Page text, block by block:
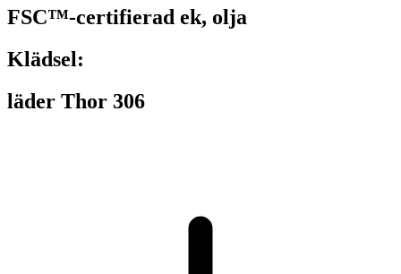
FSC™-certifierad ek, olja
Klädsel:
läder Thor 306